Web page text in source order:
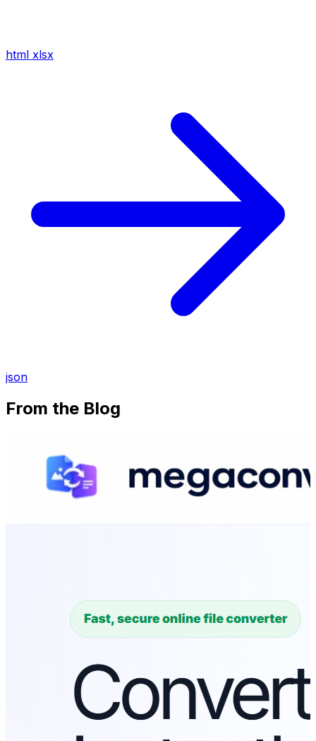
html xlsx
json
From the Blog